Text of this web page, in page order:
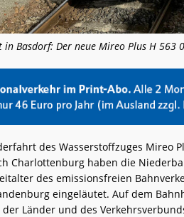
in Basdorf: Der neue Mireo Plus H
des Wasserstoffzuges Mireo
Charlottenburg haben die
des emissionsfreien
eingeläutet. Auf dem
Länder und des